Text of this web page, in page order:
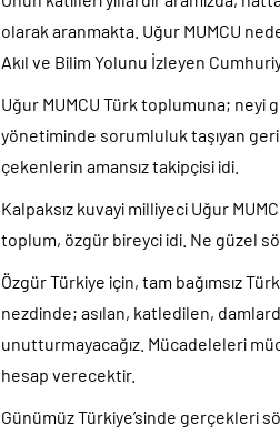
olarak aranmakta. Uğur MUMCU
Akıl ve Bilim Yolunu İzleyen
Uğur MUMCU Türk toplumuna; neyi
yönetiminde sorumluluk taşıyan
çekenlerin amansız takipçisi idi.
Kalpaksız kuvayi milliyeci Uğur
toplum, özgür bireyci idi. Ne güzel
Özgür Türkiye için, tam bağımsız
nezdinde; asılan, katledilen,
unutturmayacağız. Mücadeleleri
hesap verecektir.
Günümüz Türkiye’sinde gerçekleri